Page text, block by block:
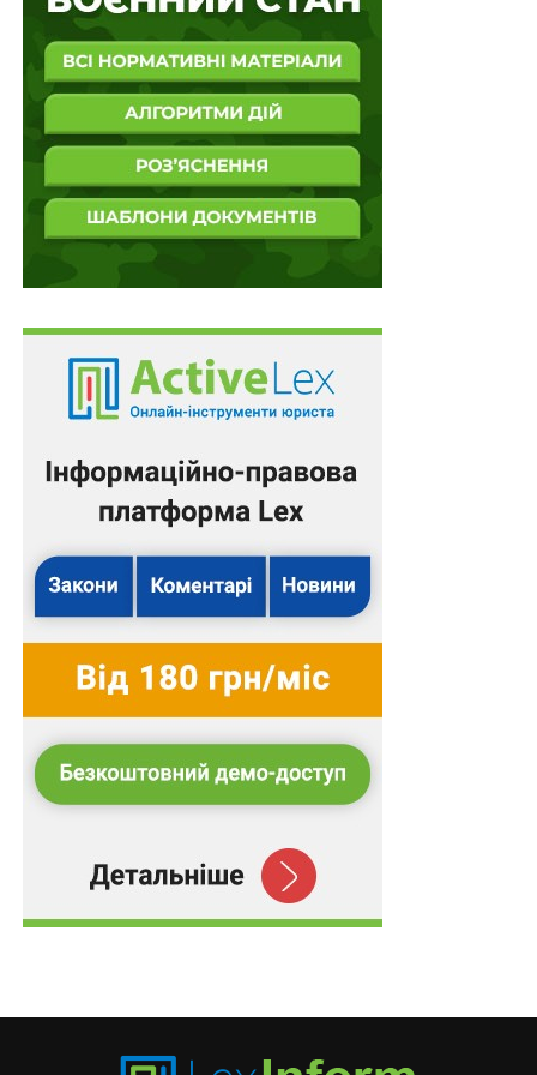
виписки за картковими рахунками можуть бути
належними доказами щодо заборгованості за
кредитним договором.
Таким чином, надані банком виписки за картковими
рахунками позичальника, яким суди дали оцінку у
сукупності з іншими зібраними у справі доказами,
підтверджують обставини видачі кредиту та його
розміру, а також заборгованість по кредиту, розмір
якої відображено у детальному розрахунку та не
спростовано будь-яким контррозрахунком
На підставі належної оцінки зібраних у справі доказів,
суд установив, що позивач свої зобов`язання за
кредитним договором виконав, надав відповідачу
кредит в обумовленій сумі, що підтверджується
випискою з особового рахунку відповідача, тому
дійшов обґрунтованого висновку про наявність
позичальника про стягнення заборгованості по тілу
кредиту та відсотків.
Повний текст рішення
Ухвалу суду про задоволення чи про відмову в
задоволенні подання виконавця про
автомобілями категорій C і C1
Ветеранські простори мають бути введені в